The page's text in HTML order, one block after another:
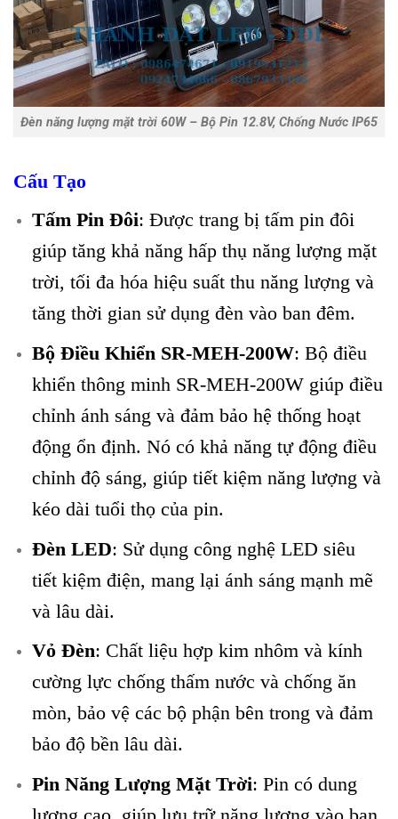
Đèn năng lượng mặt trời 60W – Bộ Pin 12.8V, Chống Nước IP65
Cấu Tạo
Tấm Pin Đôi: Được trang bị tấm pin đôi
giúp tăng khả năng hấp thụ năng lượng mặt
trời, tối đa hóa hiệu suất thu năng lượng và
tăng thời gian sử dụng đèn vào ban đêm.
Bộ Điều Khiển SR-MEH-200W: Bộ điều
khiển thông minh SR-MEH-200W giúp điều
chỉnh ánh sáng và đảm bảo hệ thống hoạt
động ổn định. Nó có khả năng tự động điều
chỉnh độ sáng, giúp tiết kiệm năng lượng và
kéo dài tuổi thọ của pin.
Đèn LED: Sử dụng công nghệ LED siêu
tiết kiệm điện, mang lại ánh sáng mạnh mẽ
và lâu dài.
Vỏ Đèn: Chất liệu hợp kim nhôm và kính
cường lực chống thấm nước và chống ăn
mòn, bảo vệ các bộ phận bên trong và đảm
bảo độ bền lâu dài.
Pin Năng Lượng Mặt Trời: Pin có dung